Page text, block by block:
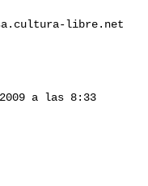
libre.net
a las 8:33